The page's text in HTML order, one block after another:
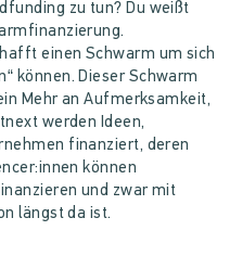
zu tun? Du weißt
einen Schwarm um sich
können. Dieser Schwarm
Mehr an Aufmerksamkeit,
werden Ideen,
finanziert, deren
können
und zwar mit
längst da ist.